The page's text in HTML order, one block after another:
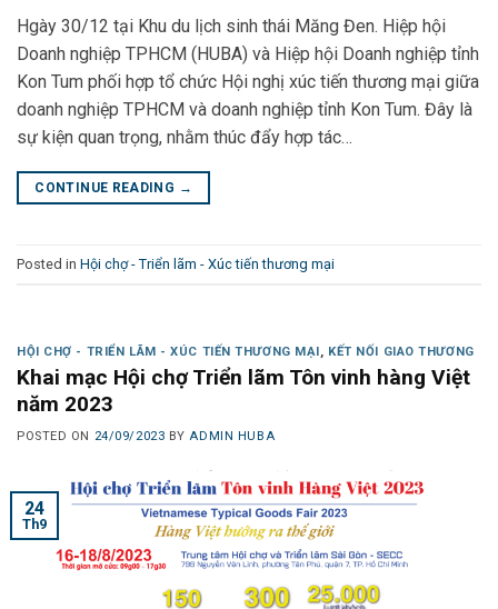
Hgày 30/12 tại Khu du lịch sinh thái Măng Đen. Hiệp hội
Doanh nghiệp TPHCM (HUBA) và Hiệp hội Doanh nghiệp tỉnh
Kon Tum phối hợp tổ chức Hội nghị xúc tiến thương mại giữa
doanh nghiệp TPHCM và doanh nghiệp tỉnh Kon Tum. Đây là
sự kiện quan trọng, nhằm thúc đẩy hợp tác…
CONTINUE READING →
Posted in Hội chợ - Triển lãm - Xúc tiến thương mại
HỘI CHỢ - TRIỂN LÃM - XÚC TIẾN THƯƠNG MẠI , KẾT NỐI GIAO THƯƠNG
Khai mạc Hội chợ Triển lãm Tôn vinh hàng Việt
năm 2023
POSTED ON 24/09/2023 BY ADMIN HUBA
24
Th9